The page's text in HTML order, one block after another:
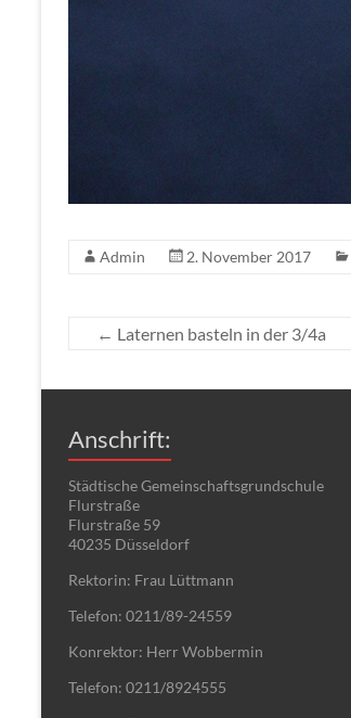
Admin 2. November 2017
← Laternen basteln in der 3/4a
Anschrift:
Städtische Gemeinschaftsgrundschule
Flurstraße
Flurstraße 59
40235 Düsseldorf
Rektorin: Frau Lüttmann
Telefon: 0211/89-24559
Konrektor: Herr Wobbermin
Telefon: 0211/8924555